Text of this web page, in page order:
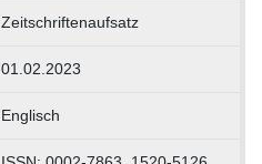
Zeitschriftenaufsatz
01.02.2023
Englisch